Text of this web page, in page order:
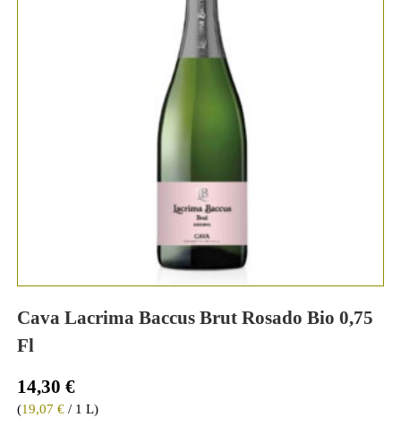
Cava Lacrima Baccus Brut Rosado Bio 0,75
Fl
14,30 €
(19,07 €/ 1 L)